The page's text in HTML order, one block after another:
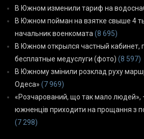
В Южном изменили тариф на
В Южном пойман на взятке свыше 4
начальник военкомата (8 695)
В Южном открылся частный кабинет,
бесплатные медуслуги (фото) (8 597)
В Южному змінили розклад руху
Одеса» (7 969)
«Розчарований, що так мало людей»,
южненців приходити на прощання з
(7 298)